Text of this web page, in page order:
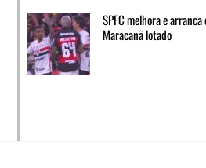
SPFC melhora e
Maracanã lotado